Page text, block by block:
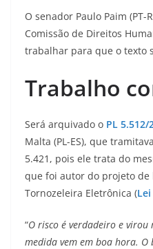
O senador Paulo Paim
Comissão de Direitos
trabalhar para que o texto
Trabalho
Será arquivado o PL 5.512/
Malta (PL-ES), que
5.421, pois ele trata do
que foi autor do projeto de
Tornozeleira Eletrônica (
“O risco é verdadeiro e virou
medida vem em boa hora.